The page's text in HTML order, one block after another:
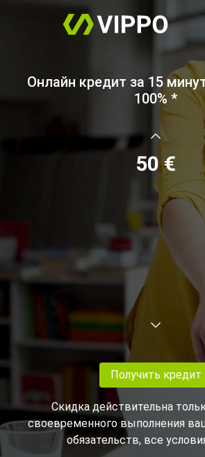
Онлайн кредит за 15
100% *
50 €
Получить кредит
Скидка действительна
своевременного выполнения
обязательств, все